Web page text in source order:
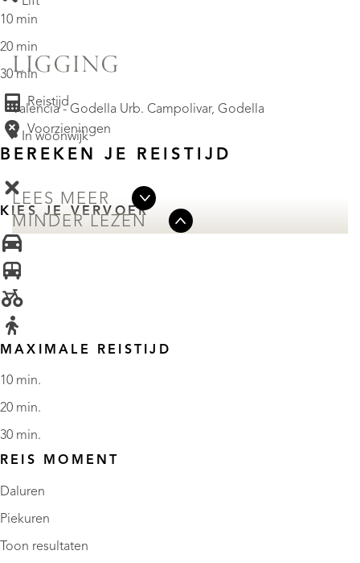
LIGGING
Valencia - Godella Urb. Campolivar, Godella
• In woonwijk
LEES MEER
MINDER LEZEN
10 min
20 min
30 min
Reistijd
Voorzieningen
BEREKEN JE REISTIJD
KIES JE VERVOER
MAXIMALE REISTIJD
10 min.
20 min.
30 min.
REIS MOMENT
Daluren
Piekuren
Toon resultaten